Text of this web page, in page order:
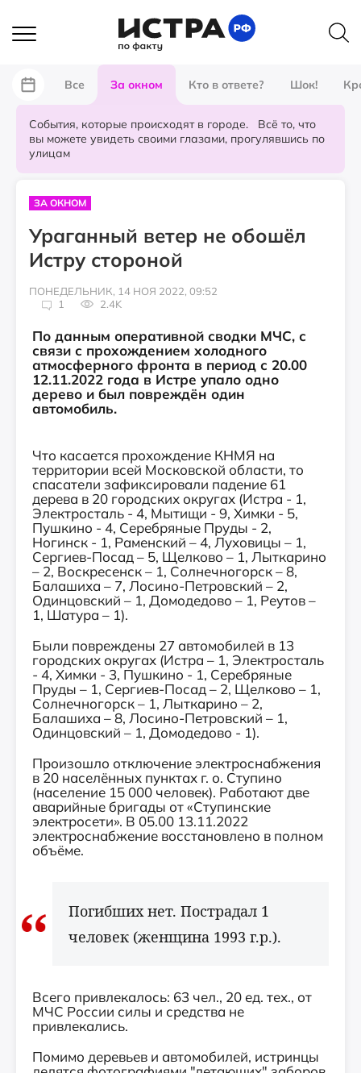
Все За окном Кто в ответе? Шок!
События, которые происходят в городе. Всё то, что
вы можете увидеть своими глазами, прогулявшись по
улицам
ЗА ОКНОМ
Ураганный ветер не обошёл
Истру стороной
ПОНЕДЕЛЬНИК, 14 НОЯ 2022, 09:52
1
2.4K
По данным оперативной сводки МЧС, с
связи с прохождением холодного
атмосферного фронта в период с 20.00
12.11.2022 года в Истре упало одно
дерево и был повреждён один
автомобиль.
Что касается прохождение КНМЯ на
территории всей Московской области, то
спасатели зафиксировали падение 61
дерева в 20 городских округах (Истра - 1,
Электросталь - 4, Мытищи - 9, Химки - 5,
Пушкино - 4, Серебряные Пруды - 2,
Ногинск - 1, Раменский – 4, Луховицы – 1,
Сергиев-Посад – 5, Щелково – 1, Лыткарино
– 2, Воскресенск – 1, Солнечногорск – 8,
Балашиха – 7, Лосино-Петровский – 2,
Одинцовский – 1, Домодедово – 1, Реутов –
1, Шатура – 1).
Были повреждены 27 автомобилей в 13
городских округах (Истра – 1, Электросталь
- 4, Химки - 3, Пушкино - 1, Серебряные
Пруды – 1, Сергиев-Посад – 2, Щелково – 1,
Солнечногорск – 1, Лыткарино – 2,
Балашиха – 8, Лосино-Петровский – 1,
Одинцовский – 1, Домодедово - 1).
Произошло отключение электроснабжения
в 20 населённых пунктах г. о. Ступино
(население 15 000 человек). Работают две
аварийные бригады от «Ступинские
электросети». В 05.00 13.11.2022
электроснабжение восстановлено в полном
объёме.
Погибших нет. Пострадал 1
человек (женщина 1993 г.р.).
Всего привлекалось: 63 чел., 20 ед. тех., от
МЧС России силы и средства не
привлекались.
Помимо деревьев и автомобилей, истринцы